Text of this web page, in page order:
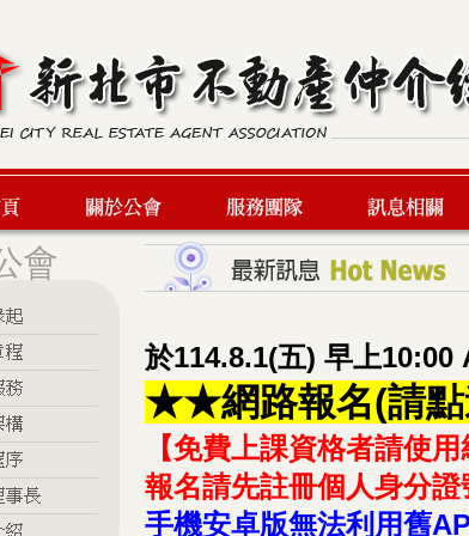
服務團隊 最新訊息
於114.8.1(五) 早上10:00
★★網路報名(請點
【免費上課資格者請使
報名請先註冊個人身分證
手機安卓版無法利用舊